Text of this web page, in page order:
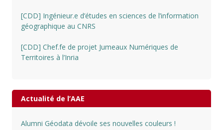
[CDD] Ingénieur.e d’études en sciences de l’information
géographique au CNRS
[CDD] Chef.fe de projet Jumeaux Numériques de
Territoires à l’Inria
Actualité de l’AAE
Alumni Géodata dévoile ses nouvelles couleurs !